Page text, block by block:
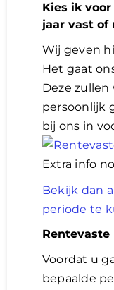
Kies ik
jaar vast of
Wij geven
Het gaat
Deze zullen
persoonlijk
bij ons in
Extra info
Bekijk dan
periode te
Voordat u
bepaalde